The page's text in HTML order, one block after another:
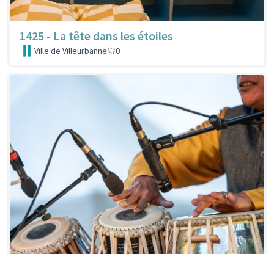
1425 - La tête dans les étoiles
Ville de Villeurbanne 0